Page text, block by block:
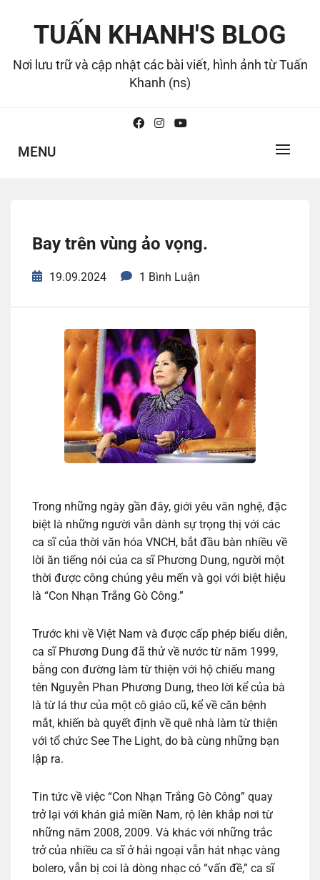
TUẤN KHANH'S BLOG
Nơi lưu trữ và cập nhật các bài viết, hình ảnh từ Tuấn
Khanh (ns)
MENU
Bay trên vùng ảo vọng.
19.09.2024 1 Bình Luận
Trong những ngày gần đây, giới yêu văn nghệ, đặc
biệt là những người vẫn dành sự trọng thị với các
ca sĩ của thời văn hóa VNCH, bắt đầu bàn nhiều về
lời ăn tiếng nói của ca sĩ Phương Dung, người một
thời được công chúng yêu mến và gọi với biệt hiệu
là “Con Nhạn Trắng Gò Công.”
Trước khi về Việt Nam và được cấp phép biểu diễn,
ca sĩ Phương Dung đã thử về nước từ năm 1999,
bằng con đường làm từ thiện với hộ chiếu mang
tên Nguyễn Phan Phương Dung, theo lời kể của bà
là từ lá thư của một cô giáo cũ, kể về căn bệnh
mắt, khiến bà quyết định về quê nhà làm từ thiện
với tổ chức See The Light, do bà cùng những bạn
lập ra.
Tin tức về việc “Con Nhạn Trắng Gò Công” quay
trở lại với khán giả miền Nam, rộ lên khắp nơi từ
những năm 2008, 2009. Và khác với những trắc
trở của nhiều ca sĩ ở hải ngoại vẫn hát nhạc vàng
bolero, vẫn bị coi là dòng nhạc có “vấn đề,” ca sĩ